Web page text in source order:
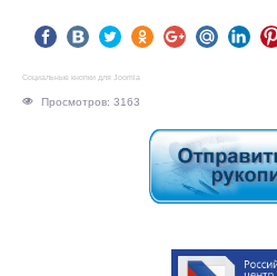
Социальные кнопки для Joomla
Просмотров: 3163